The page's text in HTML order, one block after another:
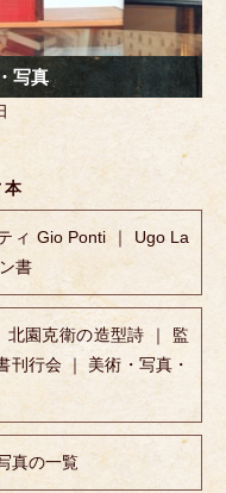
写真
本
ィ Gio Ponti ｜ Ugo La
書
園克衛の造型詩 ｜ 監
刊行会 ｜ 美術・写真・
真の一覧